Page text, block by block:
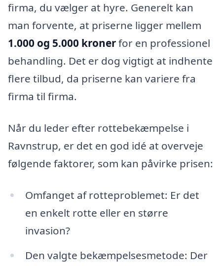
firma, du vælger at hyre. Generelt kan
man forvente, at priserne ligger mellem
1.000 og 5.000 kronerfor en professionel
behandling. Det er dog vigtigt at indhente
flere tilbud, da priserne kan variere fra
firma til firma.
Når du leder efter rottebekæmpelse i
Ravnstrup, er det en god idé at overveje
følgende faktorer, som kan påvirke prisen:
Omfanget af rotteproblemet: Er det
en enkelt rotte eller en større
invasion?
Den valgte bekæmpelsesmetode: Der